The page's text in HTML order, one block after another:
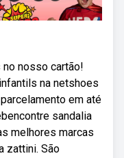
nosso cartão!
na netshoes
em até
sandalia
melhores marcas
zattini. São